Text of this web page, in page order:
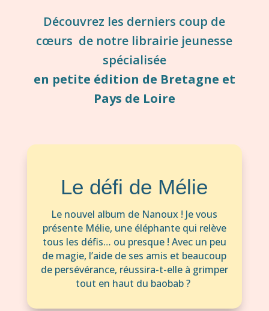
Découvrez les derniers coup de
cœurs de notre librairie jeunesse
spécialisée
en petite édition de Bretagne et
Pays de Loire
Le défi de Mélie
Le nouvel album de Nanoux ! Je vous
présente Mélie, une éléphante qui relève
tous les défis… ou presque ! Avec un peu
de magie, l’aide de ses amis et beaucoup
de persévérance, réussira-t-elle à grimper
tout en haut du baobab ?